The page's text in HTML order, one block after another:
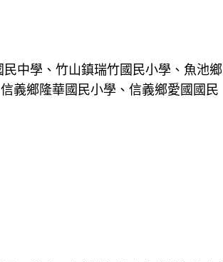
中學、竹山鎮瑞竹國民小學、魚池鄉
義鄉隆華國民小學、信義鄉愛國國民